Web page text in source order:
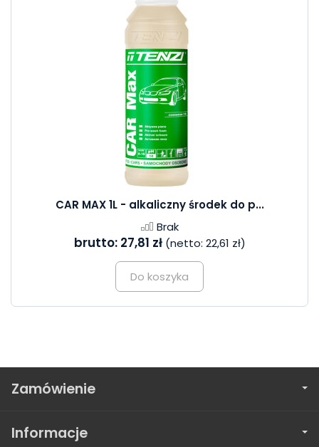
CAR MAX 1L - alkaliczny środek do p...
Brak
brutto: 27,81 zł (netto: 22,61 zł)
Do koszyka
Zamówienie
Informacje